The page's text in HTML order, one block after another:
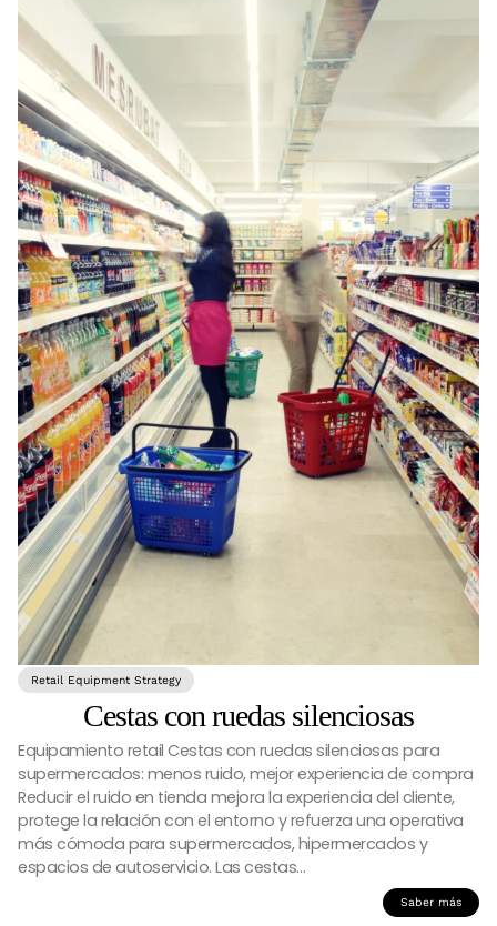
Retail Equipment Strategy
Cestas con ruedas silenciosas
Equipamiento retail Cestas con ruedas silenciosas para
supermercados: menos ruido, mejor experiencia de compra
Reducir el ruido en tienda mejora la experiencia del cliente,
protege la relación con el entorno y refuerza una operativa
más cómoda para supermercados, hipermercados y
espacios de autoservicio. Las cestas…
Saber más